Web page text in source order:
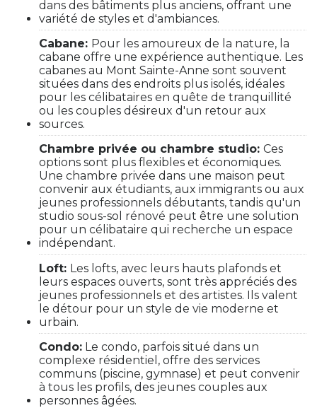
dans des bâtiments plus anciens, offrant une
variété de styles et d'ambiances.
Cabane: Pour les amoureux de la nature, la
cabane offre une expérience authentique. Les
cabanes au Mont Sainte-Anne sont souvent
situées dans des endroits plus isolés, idéales
pour les célibataires en quête de tranquillité
ou les couples désireux d'un retour aux
sources.
Chambre privée ou chambre studio: Ces
options sont plus flexibles et économiques.
Une chambre privée dans une maison peut
convenir aux étudiants, aux immigrants ou aux
jeunes professionnels débutants, tandis qu'un
studio sous-sol rénové peut être une solution
pour un célibataire qui recherche un espace
indépendant.
Loft: Les lofts, avec leurs hauts plafonds et
leurs espaces ouverts, sont très appréciés des
jeunes professionnels et des artistes. Ils valent
le détour pour un style de vie moderne et
urbain.
Condo: Le condo, parfois situé dans un
complexe résidentiel, offre des services
communs (piscine, gymnase) et peut convenir
à tous les profils, des jeunes couples aux
personnes âgées.